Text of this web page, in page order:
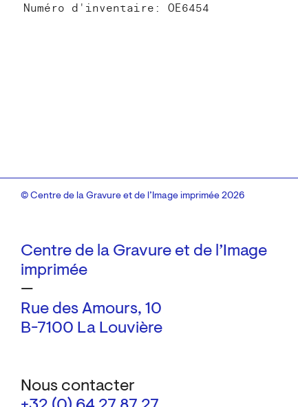
Numéro d'inventaire: OE6454
Centre de la Gravure et de l’Image
imprimée
—
Rue des Amours, 10
B-7100 La Louvière
Nous contacter
© Centre de la Gravure et de l’Image imprimée 2026